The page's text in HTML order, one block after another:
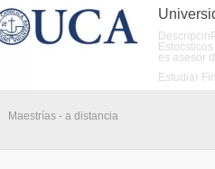
es asesor
Estudiar
Maestrías - a distancia